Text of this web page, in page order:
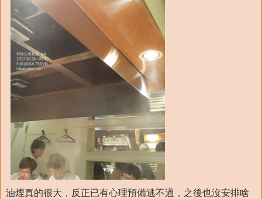
油煙真的很大，反正已有心理預備逃不過，之後也沒安排啥